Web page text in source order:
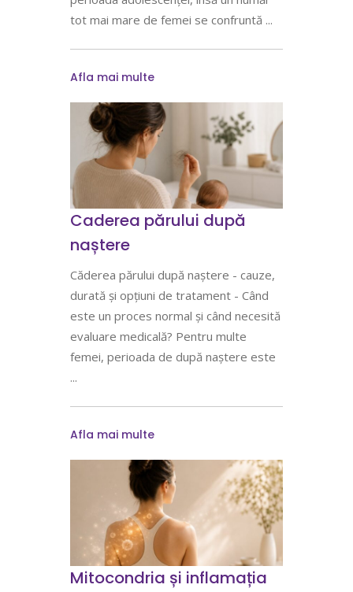
tot mai mare de femei se confruntă
Afla mai multe
Caderea părului după
naștere
Căderea părului după naștere - cauze,
durată și opțiuni de tratament - Când
este un proces normal și când necesită
evaluare medicală? Pentru multe
femei, perioada de după naștere este
Afla mai multe
Mitocondria și inflamația